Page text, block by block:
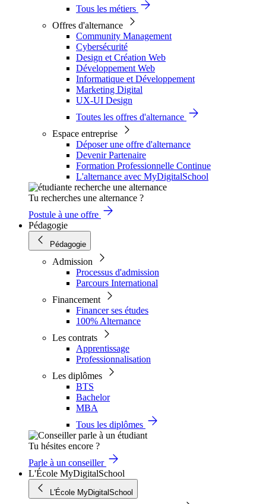
Tous les métiers
Offres d'alternance
Community Management
Cybersécurité
Design et Création Web
Développement Web
Informatique et Développement
Marketing Digital
UX-UI Design
Toutes les offres d'alternance
Espace entreprise
Déposer une offre d'alternance
Devenir Partenaire
Formation Professionnelle Continue
L'alternance avec MyDigitalSchool
Tu recherches une alternance ?
Postule à une offre
Pédagogie
Pédagogie
Admission
Processus d'admission
Parcours International
Financement
Financer ses études
100% Alternance
Les contrats
Apprentissage
Professionnalisation
Les diplômes
BTS
Bachelor
MBA
Tous les diplômes
Tu hésites encore ?
Parle à un conseiller
L'École MyDigitalSchool
L'École MyDigitalSchool